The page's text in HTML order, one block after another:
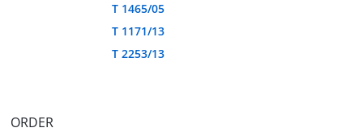
T 1465/05
T 1171/13
T 2253/13
ORDER